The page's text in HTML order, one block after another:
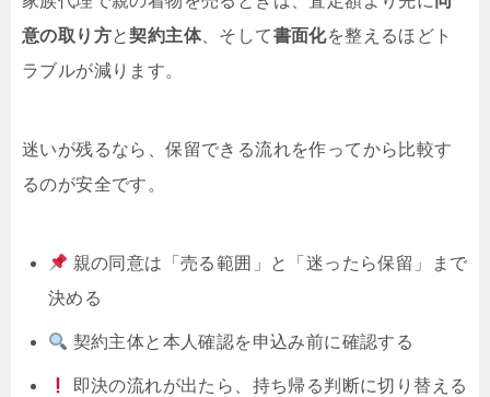
意の取り方と契約主体、そして書面化を整えるほどト
ラブルが減ります。
迷いが残るなら、保留できる流れを作ってから比較す
るのが安全です。
親の同意は「売る範囲」と「迷ったら保留」まで
決める
契約主体と本人確認を申込み前に確認する
即決の流れが出たら、持ち帰る判断に切り替える